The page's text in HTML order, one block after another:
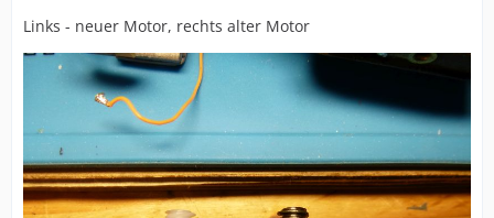
Links - neuer Motor, rechts alter Motor